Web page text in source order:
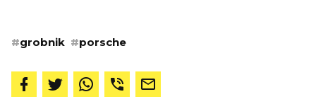
#grobnik #porsche